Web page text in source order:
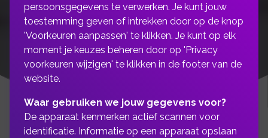
persoonsgegevens te verwerken. Je kunt jouw
toestemming geven of intrekken door op de knop
'Voorkeuren aanpassen' te klikken. Je kunt op elk
moment je keuzes beheren door op 'Privacy
voorkeuren wijzigen' te klikken in de footer van de
website.
Waar gebruiken we jouw gegevens voor?
De apparaat kenmerken actief scannen voor
identificatie. Informatie op een apparaat opslaan